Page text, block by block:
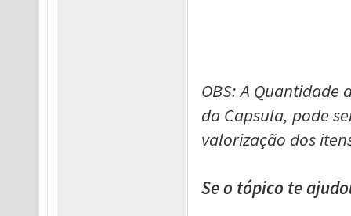
OBS: A Quantidade
da Capsula, pode
valorização dos
Se o tópico te